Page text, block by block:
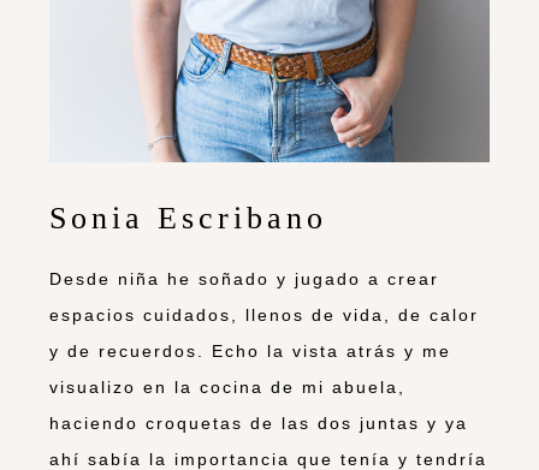
Sonia Escribano
Desde niña he soñado y jugado a crear
espacios cuidados, llenos de vida, de calor
y de recuerdos. Echo la vista atrás y me
visualizo en la cocina de mi abuela,
haciendo croquetas de las dos juntas y ya
ahí sabía la importancia que tenía y tendría